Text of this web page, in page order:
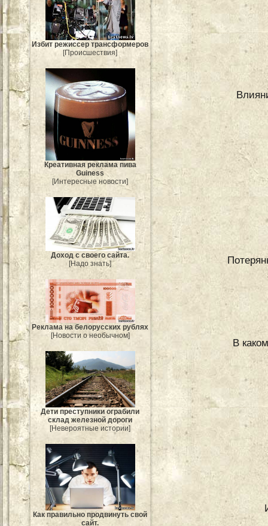
Избит режиссер трансформеров
[Происшествия]
Креативная реклама пива
Guiness
[Интересные новости]
Доход с своего сайта.
[Надо знать]
Реклама на белорусских рублях
[Новости о необычном]
Дети преступники ограбили
склад железной дороги
[Невероятные истории]
Как правильно продвинуть свой
сайт.
В